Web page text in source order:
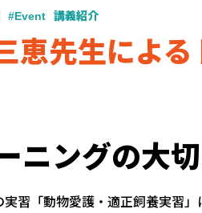
#Event 講義紹介
恵先生によ
ニングの大
習「動物愛護・適正飼養実習